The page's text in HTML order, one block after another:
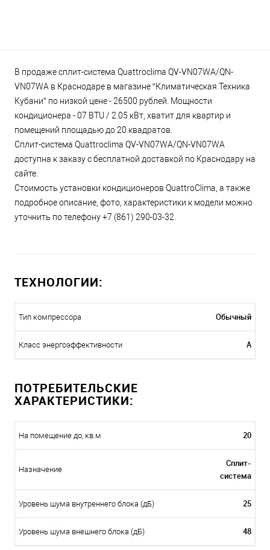
В продаже сплит-система Quattroclima QV-VN07WA/QN-
VN07WA в Краснодаре в магазине “Климатическая Техника
Кубани” по низкой цене - 26500 рублей. Мощности
кондиционера - 07 BTU / 2.05 кВт, хватит для квартир и
помещений площадью до 20 квадратов.
Сплит-система Quattroclima QV-VN07WA/QN-VN07WA
доступна к заказу с бесплатной доставкой по Краснодару на
сайте.
Стоимость установки кондиционеров QuattroClima, а также
подробное описание, фото, характеристики к модели можно
уточнить по телефону +7 (861) 290-03-32.
ТЕХНОЛОГИИ:
Тип компрессора Обычный
Класс энергоэффективности A
ПОТРЕБИТЕЛЬСКИЕ
ХАРАКТЕРИСТИКИ:
На помещение до, кв.м 20
Назначение
Сплит-
система
Уровень шума внутреннего блока (дБ) 25
Уровень шума внешнего блока (дБ) 48